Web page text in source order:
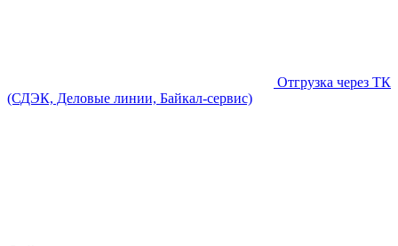
Отгрузка через ТК
(СДЭК, Деловые линии, Байкал-сервис)